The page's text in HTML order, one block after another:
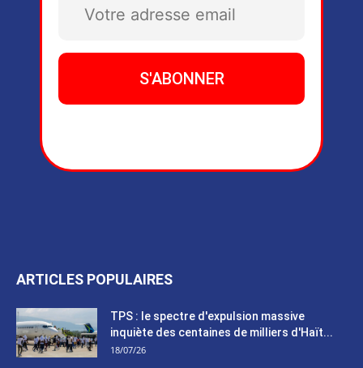
ARTICLES POPULAIRES
TPS : le spectre d'expulsion massive
inquiète des centaines de milliers d'Haït...
18/07/26